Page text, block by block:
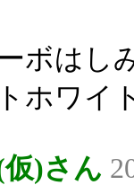
ボはし
ホワイ
)さん